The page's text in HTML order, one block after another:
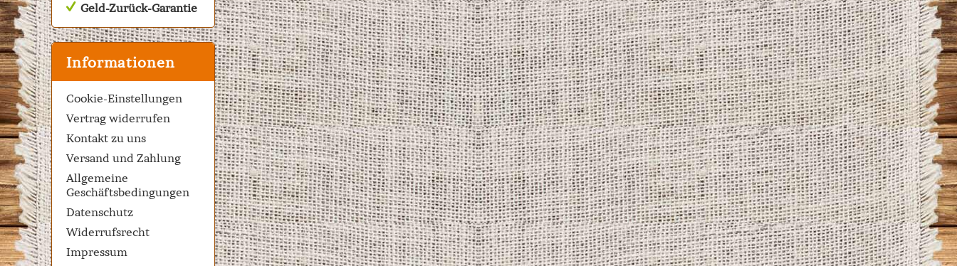
Geld-Zurück-Garantie
Informationen
Cookie-Einstellungen
Vertrag widerrufen
Kontakt zu uns
Versand und Zahlung
Allgemeine
Geschäftsbedingungen
Datenschutz
Widerrufsrecht
Impressum